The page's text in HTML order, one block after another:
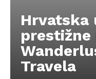
Hrvatska
prestižne
Travela